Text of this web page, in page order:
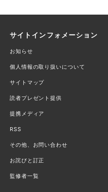
サイトインフォメーション
お知らせ
個人情報の取り扱いについて
サイトマップ
読者プレゼント提供
提携メディア
RSS
その他、お問い合わせ
お詫びと訂正
監修者一覧